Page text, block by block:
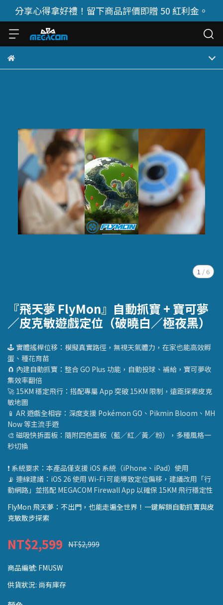
分享心得拿好禮！留下商品評價即贈 50 紅利金。
1 / 6
『飛天夢 FlyMon』自動抓寶 + 寶可夢
／皮克敏遊戲定位（破曉白／極夜黑）
🕹️ 實體搖桿位移：模擬真實路徑，無視天氣體力，在家也能高效孵
蛋、種花育苗
🧲 內建自動抓寶：整合 GO Plus 功能，自動投球、補給，寶可夢收
集效率翻倍
🚀 15KM 穩定飛行：搭配專屬 App 突破 15KM 限制，遠距探索皮克
敏地圖
📱 AR 遊戲全相容：深度支援 Pokémon GO、Pikmin Bloom、MH
Now 等主流手遊
🎨 磁吸快拆面板：隨附四色面板（藍／紅／黃／粉），多種風格一
秒切換
❗ 系統要求：本產品僅支援 iOS 系統（iPhone、iPad）使用
📡 連線建議：iOS 26 使用 Wi-Fi 可能導致定位偏移，建議改用「行
動網路」並搭配 MEGACOM Firewall App 以確保 15KM 飛行穩定性
FlyMon 飛天夢：不出門，也能走遍全世界！一鍵解鎖自動抓寶與皮
克敏散步探索
NT$2,599 NT$2,999
商品編號: FMUSW
供貨狀況: 尚有庫存